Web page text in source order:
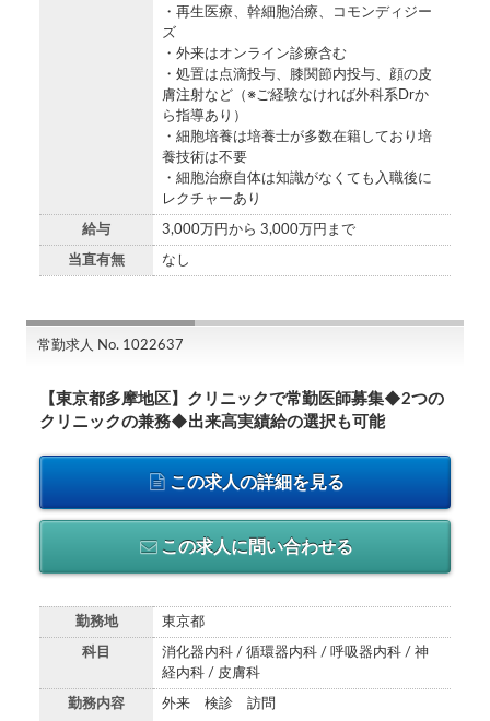
・再生医療、幹細胞治療、コモンディジー
ズ
・外来はオンライン診療含む
・処置は点滴投与、膝関節内投与、顔の皮
膚注射など（※ご経験なければ外科系Drか
ら指導あり）
・細胞培養は培養士が多数在籍しており培
養技術は不要
・細胞治療自体は知識がなくても入職後に
レクチャーあり
給与 3,000万円から 3,000万円まで
当直有無 なし
常勤求人 No. 1022637
【東京都多摩地区】クリニックで常勤医師募集◆2つの
クリニックの兼務◆出来高実績給の選択も可能
この求人の詳細を見る
この求人に問い合わせる
勤務地 東京都
科目
消化器内科 / 循環器内科 / 呼吸器内科 / 神
経内科 / 皮膚科
勤務内容 外来 検診 訪問